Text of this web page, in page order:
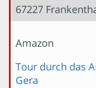
67227
Amazon
Tour durch das
Gera